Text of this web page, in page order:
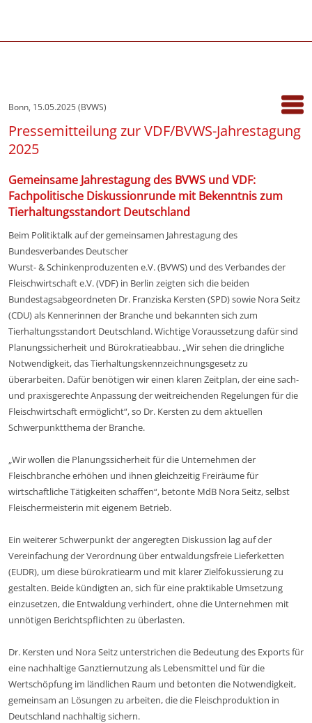
Bonn, 15.05.2025 (BVWS)
Pressemitteilung zur VDF/BVWS-Jahrestagung
2025
Gemeinsame Jahrestagung des BVWS und VDF:
Fachpolitische Diskussionrunde mit Bekenntnis zum
Tierhaltungsstandort Deutschland
Beim Politiktalk auf der gemeinsamen Jahrestagung des
Bundesverbandes Deutscher
Wurst- & Schinkenproduzenten e.V. (BVWS) und des Verbandes der
Fleischwirtschaft e.V. (VDF) in Berlin zeigten sich die beiden
Bundestagsabgeordneten Dr. Franziska Kersten (SPD) sowie Nora Seitz
(CDU) als Kennerinnen der Branche und bekannten sich zum
Tierhaltungsstandort Deutschland. Wichtige Voraussetzung dafür sind
Planungssicherheit und Bürokratieabbau. „Wir sehen die dringliche
Notwendigkeit, das Tierhaltungskennzeichnungsgesetz zu
überarbeiten. Dafür benötigen wir einen klaren Zeitplan, der eine sach-
und praxisgerechte Anpassung der weitreichenden Regelungen für die
Fleischwirtschaft ermöglicht“, so Dr. Kersten zu dem aktuellen
Schwerpunktthema der Branche.
„Wir wollen die Planungssicherheit für die Unternehmen der
Fleischbranche erhöhen und ihnen gleichzeitig Freiräume für
wirtschaftliche Tätigkeiten schaffen“, betonte MdB Nora Seitz, selbst
Fleischermeisterin mit eigenem Betrieb.
Ein weiterer Schwerpunkt der angeregten Diskussion lag auf der
Vereinfachung der Verordnung über entwaldungsfreie Lieferketten
(EUDR), um diese bürokratiearm und mit klarer Zielfokussierung zu
gestalten. Beide kündigten an, sich für eine praktikable Umsetzung
einzusetzen, die Entwaldung verhindert, ohne die Unternehmen mit
unnötigen Berichtspflichten zu überlasten.
Dr. Kersten und Nora Seitz unterstrichen die Bedeutung des Exports für
eine nachhaltige Ganztiernutzung als Lebensmittel und für die
Wertschöpfung im ländlichen Raum und betonten die Notwendigkeit,
gemeinsam an Lösungen zu arbeiten, die die Fleischproduktion in
Deutschland nachhaltig sichern.